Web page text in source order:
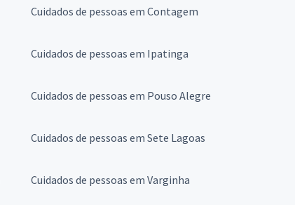
Cuidados de pessoas em Contagem
Cuidados de pessoas em Ipatinga
Cuidados de pessoas em Pouso Alegre
Cuidados de pessoas em Sete Lagoas
Cuidados de pessoas em Varginha